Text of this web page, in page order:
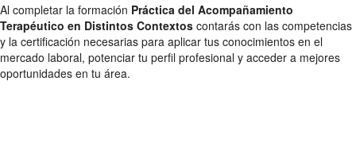
Al completar la formación Práctica del Acompañamiento
Terapéutico en Distintos Contextos contarás con las competencias
y la certificación necesarias para aplicar tus conocimientos en el
mercado laboral, potenciar tu perfil profesional y acceder a mejores
oportunidades en tu área.